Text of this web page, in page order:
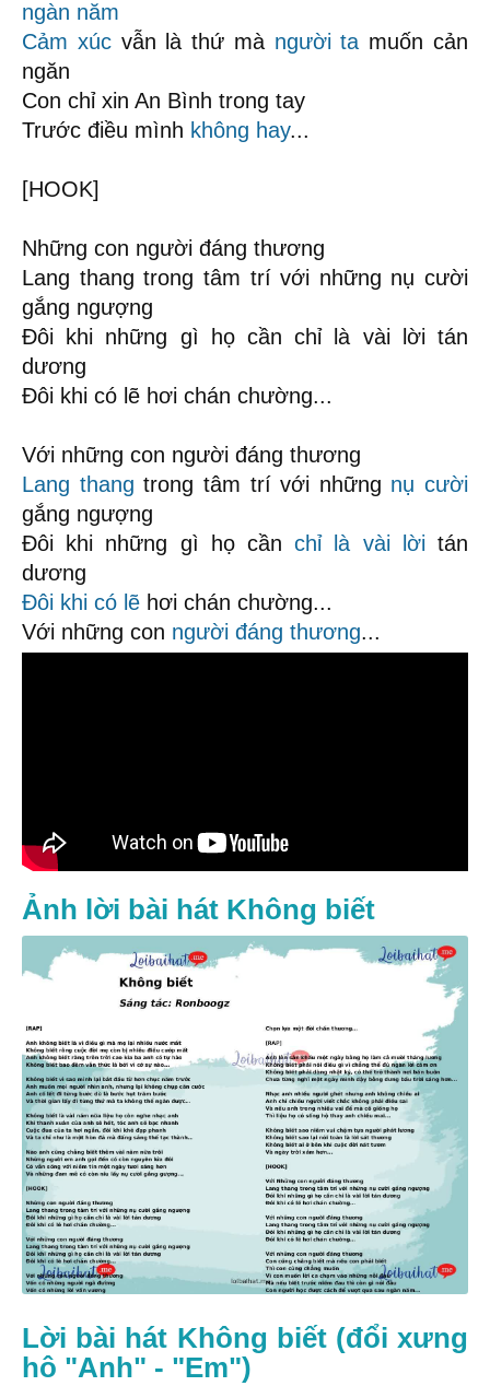
ngàn năm
Cảm xúcvẫn là thứ mà người ta muốn cản
ngăn
Con chỉ xin An Bình trong tay
Trước điều mình không hay...
[HOOK]
Những con người đáng thương
Lang thang trong tâm trí với những nụ cười
gắng ngượng
Đôi khi những gì họ cần chỉ là vài lời tán
dương
Đôi khi có lẽ hơi chán chường...
Với những con người đáng thương
Lang thang trong tâm trí với những nụ cười
gắng ngượng
Đôi khi những gì họ cầnchỉ là vài lời tán
dương
Đôi khi có lẽ hơi chán chường...
Với những con người đáng thương...
Ảnh lời bài hát Không biết
Lời bài hát Không biết (đổi xưng
hô "Anh" - "Em")